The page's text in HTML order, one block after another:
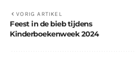
VORIG ARTIKEL
Feest in de bieb tijdens
Kinderboekenweek 2024